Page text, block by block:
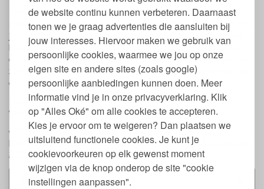
de website continu kunnen verbeteren. Daarnaast
tonen we je graag advertenties die aansluiten bij
jouw interesses. Hiervoor maken we gebruik van
persoonlijke cookies, waarmee we jou op onze
eigen site en andere sites (zoals google)
persoonlijke aanbiedingen kunnen doen. Meer
informatie vind je in onze privacyverklaring. Klik
op "Alles Oké" om alle cookies te accepteren.
Kies je ervoor om te weigeren? Dan plaatsen we
uitsluitend functionele cookies. Je kunt je
cookievoorkeuren op elk gewenst moment
wijzigen via de knop onderop de site "cookie
instellingen aanpassen".
De mouwloze babyslaapzak is verstelbaar en groeit met je kindje
mee. Juist omdat de slaapzak geen mouwen heeft heb je altijd de
juiste lengte mouw je kunt zelf kiezen hoe koel of warm je jouw
baby boven aankleedt. De rits loopt langs de zijkant helemaal
door aan de onderkant en dus niet in het midden aan de voorkant
zoals de meeste slaapzakken. Dit maakt het veel makkelijker om
de baby 's nachts te verschonen.
Maat 90 is geschikt voor kledingmaat 80-104 en kan verlengt
worden naar 97 cm en 104 cm
Je vindt hier een uitgebreide omschrijving van het
product:Slaapzak Biokatoen Bambini Meegroeiend 4-Seizoenen
2 TOG
Alternatieven